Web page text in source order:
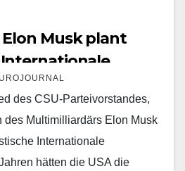
Elon Musk plant
des CSU-Parteivorstandes,
des Multimilliardärs Elon Musk
Internationale
hätten die USA die